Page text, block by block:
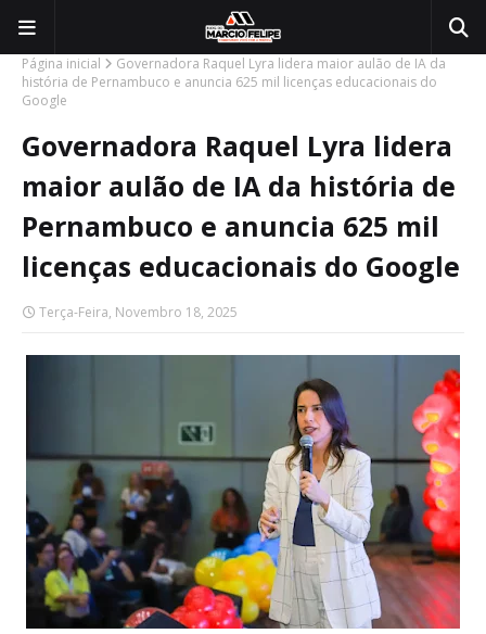
Página inicial
Governadora Raquel Lyra lidera maior aulão de IA da
história de Pernambuco e anuncia 625 mil licenças educacionais do
Google
Governadora Raquel Lyra lidera
maior aulão de IA da história de
Pernambuco e anuncia 625 mil
licenças educacionais do Google
Terça-Feira, Novembro 18, 2025